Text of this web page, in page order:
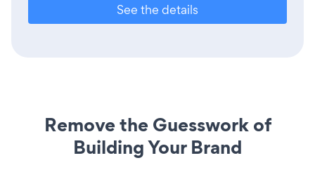
See the details
Remove the Guesswork of
Building Your Brand